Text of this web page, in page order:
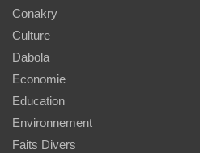
Conakry
Culture
Dabola
Economie
Education
Environnement
Faits Divers